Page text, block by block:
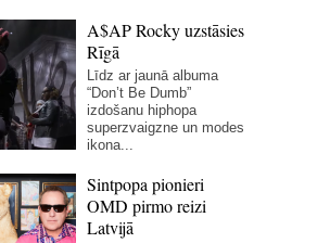
A$AP Rocky uzstāsies
Rīgā
Līdz ar jaunā albuma
“Don’t Be Dumb”
izdošanu hiphopa
superzvaigzne un modes
ikona...
Sintpopa pionieri
OMD pirmo reizi
Latvijā